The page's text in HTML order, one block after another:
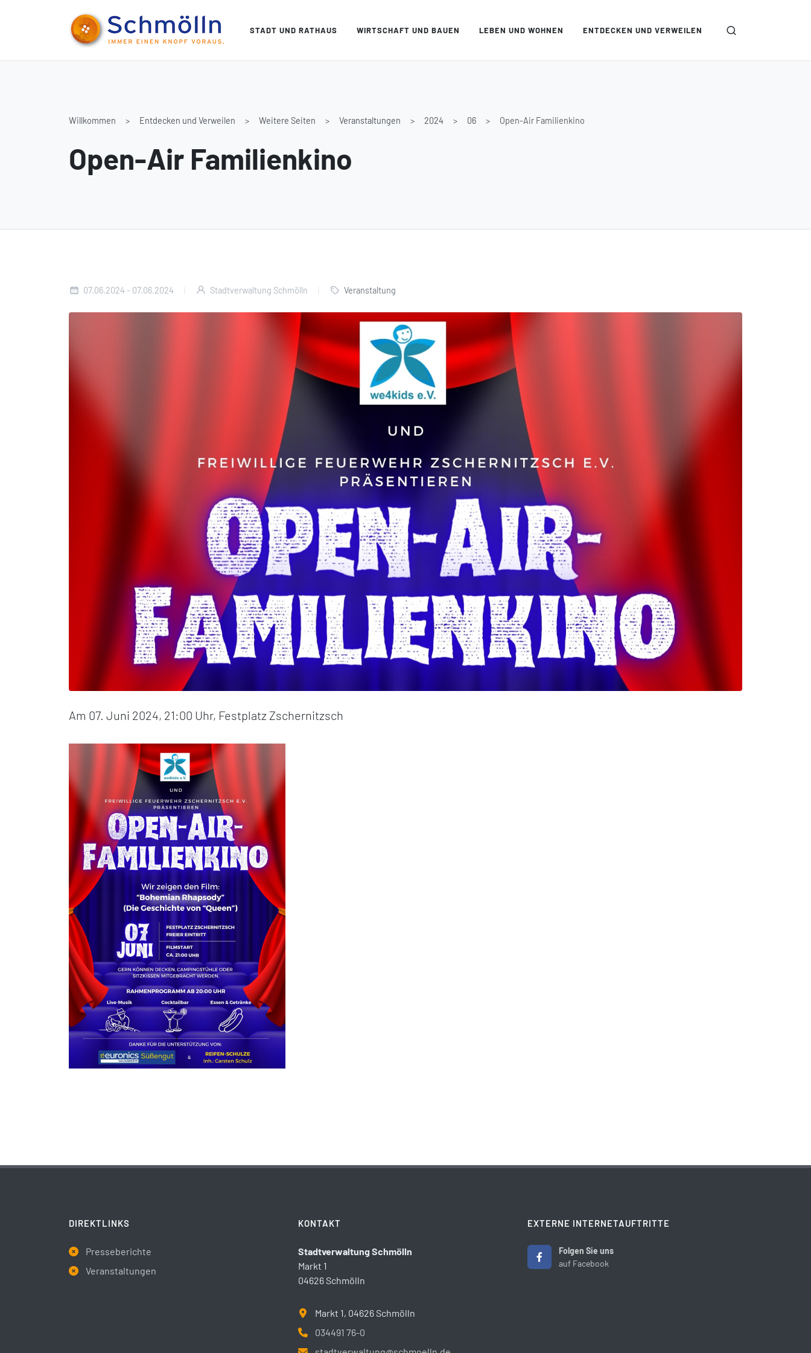
STADT UND RATHAUS WIRTSCHAFT UND BAUEN LEBEN UND WOHNEN ENTDECKEN UND VERWEILEN
Willkommen Entdecken und Verweilen Weitere Seiten Veranstaltungen 2024 06 Open-Air Familienkino
Open-Air Familienkino
07.06.2024 - 07.06.2024 Stadtverwaltung Schmölln Veranstaltung
Am 07. Juni 2024, 21:00 Uhr, Festplatz Zschernitzsch
DIREKTLINKS
Presseberichte
Veranstaltungen
KONTAKT
Stadtverwaltung Schmölln
Markt 1
04626 Schmölln
Markt 1, 04626 Schmölln
034491 76-0
EXTERNE INTERNETAUFTRITTE
Folgen Sie uns
auf Facebook